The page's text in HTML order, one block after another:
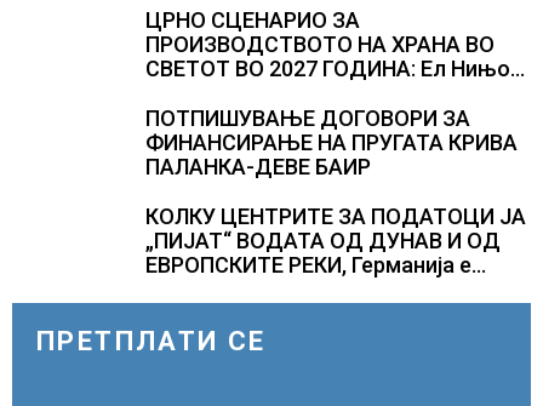
ЦРНО СЦЕНАРИО ЗА
ПРОИЗВОДСТВОТО НА ХРАНА ВО
СВЕТОТ ВО 2027 ГОДИНА: Ел Нињо
милиони луѓе во акутен глад
ПОТПИШУВАЊЕ ДОГОВОРИ ЗА
ФИНАНСИРАЊЕ НА ПРУГАТА КРИВА
ПАЛАНКА-ДЕВЕ БАИР
КОЛКУ ЦЕНТРИТЕ ЗА ПОДАТОЦИ ЈА
„ПИЈАТ“ ВОДАТА ОД ДУНАВ И ОД
ЕВРОПСКИТЕ РЕКИ, Германија е
ПРЕТПЛАТИ СЕ